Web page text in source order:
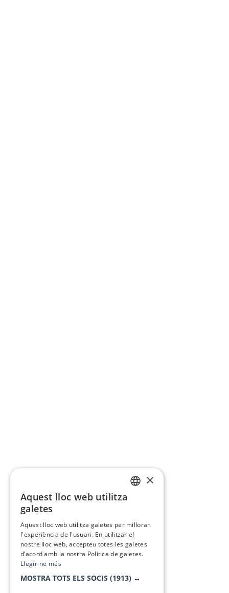
×
Aquest lloc web utilitza
galetes
Aquest lloc web utilitza galetes per millorar
l'experiència de l'usuari. En utilitzar el
nostre lloc web, accepteu totes les galetes
d’acord amb la nostra Política de galetes.
Llegir-ne més
MOSTRA TOTS ELS SOCIS (1913) →